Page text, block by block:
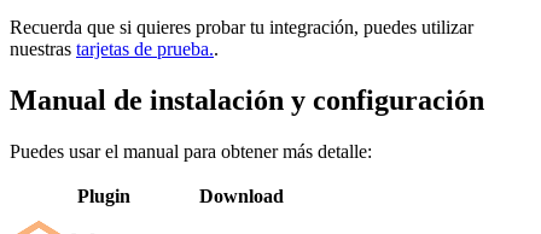
Recuerda que si quieres probar tu integración, puedes utilizar
nuestras tarjetas de prueba..
Manual de instalación y configuración
Puedes usar el manual para obtener más detalle:
Plugin Download